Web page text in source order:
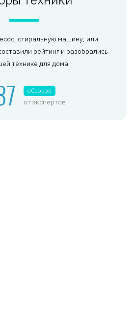
стиральную машину, или
рейтинг и разобрались
технике для дома
обзоров
от экспертов